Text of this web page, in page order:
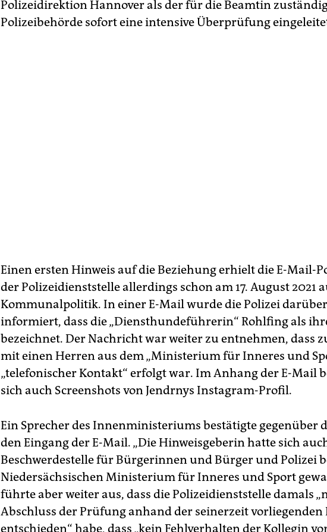
Polizeidirektion Hannover als der für die Beamtin
Polizeibehörde sofort eine intensive Überprüfung
Einen ersten Hinweis auf die Beziehung erhielt die E-Mail-
der Polizeidienststelle allerdings schon am 17. August 2021
Kommunalpolitik. In einer E-Mail wurde die Polizei darüber
informiert, dass die „Diensthundeführerin“ Rohlfing als
bezeichnet. Der Nachricht war weiter zu entnehmen, dass
mit einen Herren aus dem „Ministerium für Inneres und
„telefonischer Kontakt“ erfolgt war. Im Anhang der E-Mail
sich auch Screenshots von Jendrnys Instagram-Profil.
Ein Sprecher des Innenministeriums bestätigte gegenüber
den Eingang der E-Mail. „Die Hinweisgeberin hatte sich
Beschwerdestelle für Bürgerinnen und Bürger und Polizei
Niedersächsischen Ministerium für Inneres und Sport
führte aber weiter aus, dass die Polizeidienststelle damals
Abschluss der Prüfung anhand der seinerzeit vorliegenden
entschieden“ habe, dass „kein Fehlverhalten der Kollegin